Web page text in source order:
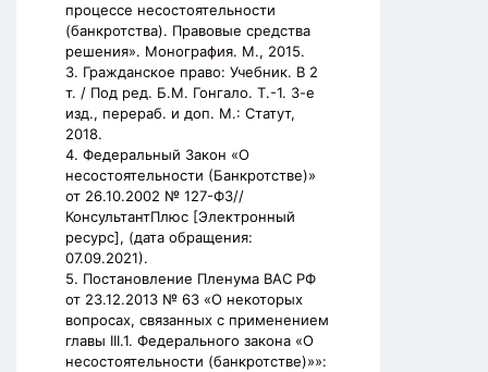
процессе несостоятельности
(банкротства). Правовые средства
решения». Монография. М., 2015.
3. Гражданское право: Учебник. В 2
т. / Под ред. Б.М. Гонгало. Т.-1. 3-е
изд., перераб. и доп. М.: Статут,
2018.
4. Федеральный Закон «О
несостоятельности (Банкротстве)»
от 26.10.2002 № 127-ФЗ//
КонсультантПлюс [Электронный
ресурс], (дата обращения:
07.09.2021).
5. Постановление Пленума ВАС РФ
от 23.12.2013 № 63 «О некоторых
вопросах, связанных с применением
главы III.1. Федерального закона «О
несостоятельности (банкротстве)»»: